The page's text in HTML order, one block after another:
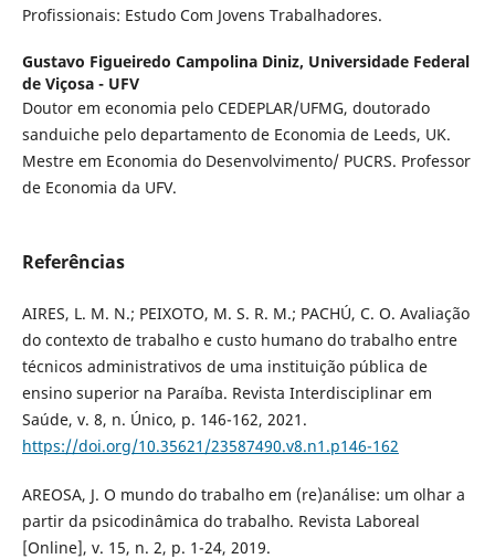
Profissionais: Estudo Com Jovens Trabalhadores.
Gustavo Figueiredo Campolina Diniz, Universidade Federal
de Viçosa - UFV
Doutor em economia pelo CEDEPLAR/UFMG, doutorado
sanduiche pelo departamento de Economia de Leeds, UK.
Mestre em Economia do Desenvolvimento/ PUCRS. Professor
de Economia da UFV.
Referências
AIRES, L. M. N.; PEIXOTO, M. S. R. M.; PACHÚ, C. O. Avaliação
do contexto de trabalho e custo humano do trabalho entre
técnicos administrativos de uma instituição pública de
ensino superior na Paraíba. Revista Interdisciplinar em
Saúde, v. 8, n. Único, p. 146-162, 2021.
https://doi.org/10.35621/23587490.v8.n1.p146-162
AREOSA, J. O mundo do trabalho em (re)análise: um olhar a
partir da psicodinâmica do trabalho. Revista Laboreal
[Online], v. 15, n. 2, p. 1-24, 2019.